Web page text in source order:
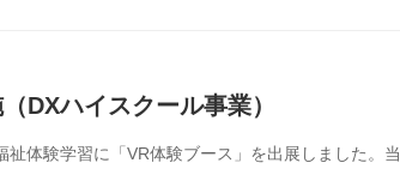
DXハイスクール事業）
体験学習に「VR体験ブース」を出展しました。当